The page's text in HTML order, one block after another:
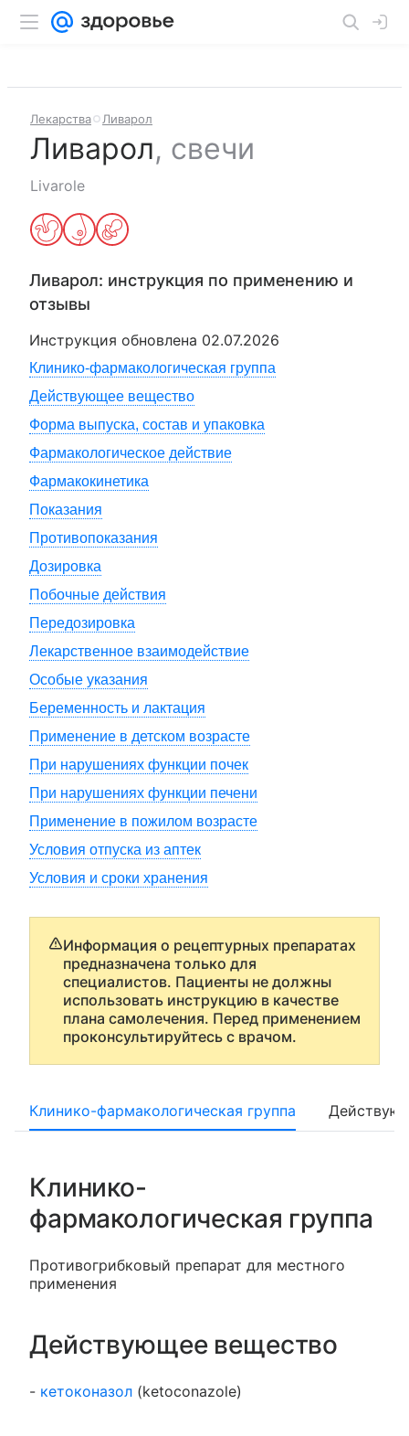
Лекарства Ливарол
Ливарол, свечи
Livarole
Ливарол: инструкция по применению и
отзывы
Инструкция обновлена 02.07.2026
Клинико-фармакологическая группа
Действующее вещество
Форма выпуска, состав и упаковка
Фармакологическое действие
Фармакокинетика
Показания
Противопоказания
Дозировка
Побочные действия
Передозировка
Лекарственное взаимодействие
Особые указания
Беременность и лактация
Применение в детском возрасте
При нарушениях функции почек
При нарушениях функции печени
Применение в пожилом возрасте
Условия отпуска из аптек
Условия и сроки хранения
Информация о рецептурных препаратах
предназначена только для
специалистов. Пациенты не должны
использовать инструкцию в качестве
плана самолечения. Перед применением
проконсультируйтесь с врачом.
Клинико-фармакологическая группа
Клинико-
фармакологическая группа
Противогрибковый препарат для местного
применения
Действующее вещество
- кетоконазол (ketoconazole)